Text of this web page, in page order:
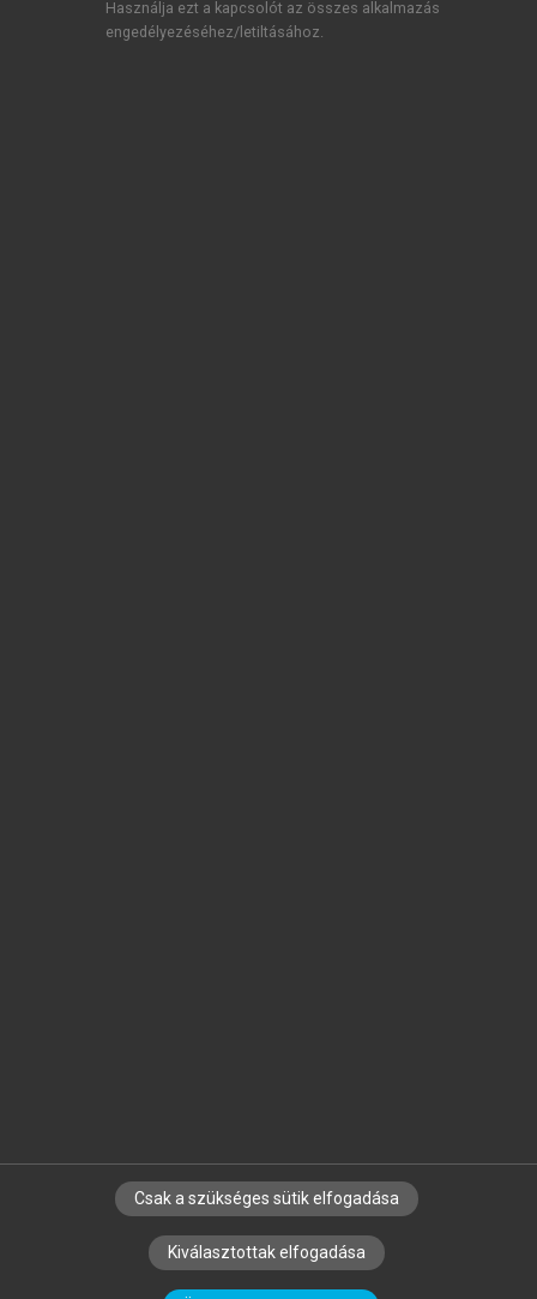
SZERZŐKNEK CÉGEKNEK KÖNYVTÁROSOKNAK
SZERKESZTÉSI ÉS LEKTORÁLÁSI ALAPELVEK
Használja ezt a kapcsolót az összes alkalmazás
engedélyezéséhez/letiltásához.
Csak a szükséges sütik elfogadása
Kiválasztottak elfogadása